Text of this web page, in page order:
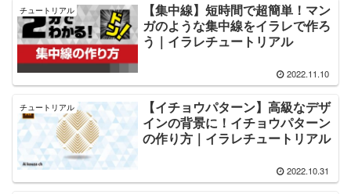
チュートリアル
【集中線】短時間で超簡単！マン
ガのような集中線をイラレで作ろ
う｜イラレチュートリアル
2022.11.10
チュートリアル
【イチョウパターン】高級なデザ
インの背景に！イチョウパターン
の作り方｜イラレチュートリアル
2022.10.31